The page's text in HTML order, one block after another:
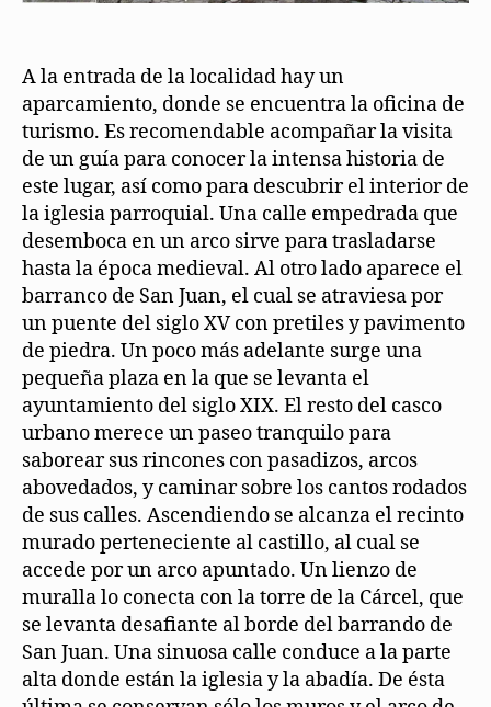
A la entrada de la localidad hay un
aparcamiento, donde se encuentra la oficina de
turismo. Es recomendable acompañar la visita
de un guía para conocer la intensa historia de
este lugar, así como para descubrir el interior de
la iglesia parroquial. Una calle empedrada que
desemboca en un arco sirve para trasladarse
hasta la época medieval. Al otro lado aparece el
barranco de San Juan, el cual se atraviesa por
un puente del siglo XV con pretiles y pavimento
de piedra. Un poco más adelante surge una
pequeña plaza en la que se levanta el
ayuntamiento del siglo XIX. El resto del casco
urbano merece un paseo tranquilo para
saborear sus rincones con pasadizos, arcos
abovedados, y caminar sobre los cantos rodados
de sus calles. Ascendiendo se alcanza el recinto
murado perteneciente al castillo, al cual se
accede por un arco apuntado. Un lienzo de
muralla lo conecta con la torre de la Cárcel, que
se levanta desafiante al borde del barrando de
San Juan. Una sinuosa calle conduce a la parte
alta donde están la iglesia y la abadía. De ésta